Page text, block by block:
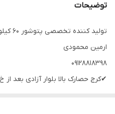
توضیحات
تولید کننده تخصصی پتوشور ۶۰ کیلویی
ارمین محمودی
09128818398
✔کرج حصارک بالا بلوار آزادی بعد